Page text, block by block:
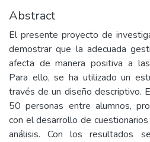
Abstract
El presente proyecto de
demostrar que la adecuada
afecta de manera positiva a
Para ello, se ha utilizado un
través de un diseño descriptivo.
50 personas entre alumnos,
con el desarrollo de
análisis. Con los resultados